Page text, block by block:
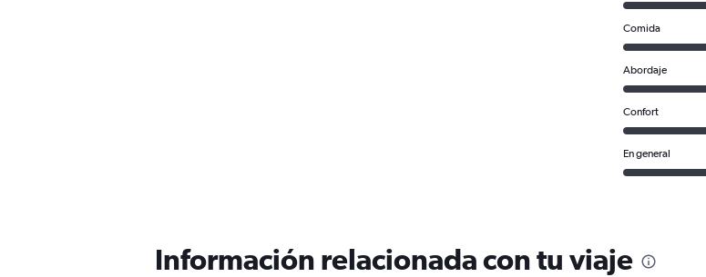
Comida
Abordaje
Confort
En general
Información relacionada con tu viaje